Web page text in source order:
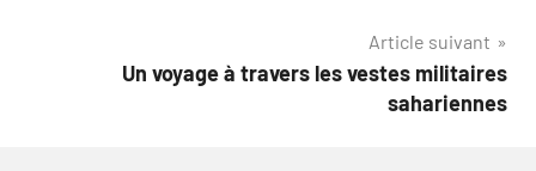
Article suivant
Un voyage à travers les vestes militaires
sahariennes